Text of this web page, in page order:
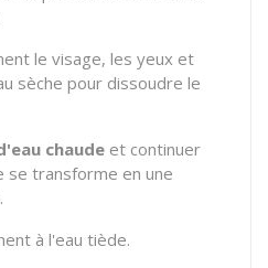
le visage, les yeux et
sèche pour dissoudre le
chaude et continuer
se transforme en une
à l'eau tiède.